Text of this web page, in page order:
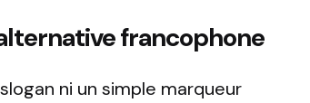
francophone
ni un simple marqueur